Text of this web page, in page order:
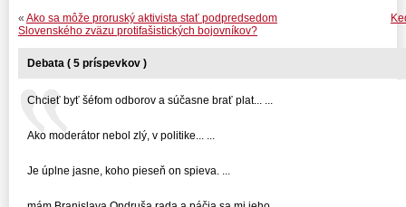
« Ako sa môže proruský aktivista stať podpredsedom
Slovenského zväzu protifašistických bojovníkov?
Debata ( 5 príspevkov )
Chcieť byť šéfom odborov a súčasne brať plat... ...
Ako moderátor nebol zlý, v politike... ...
Je úplne jasne, koho pieseň on spieva. ...